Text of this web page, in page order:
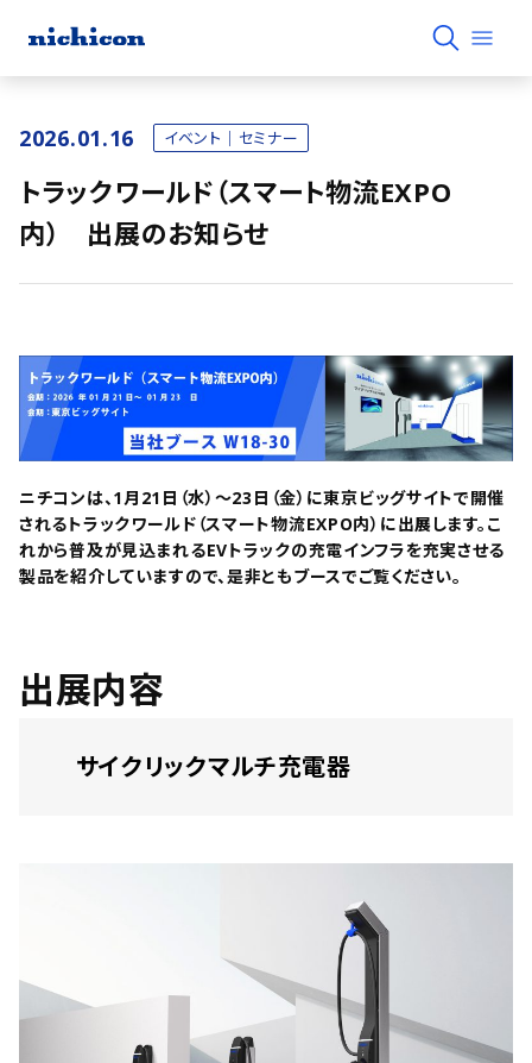
2026.01.16 イベント｜セミナー
トラックワールド（スマート物流EXPO
内） 出展のお知らせ
ニチコンは、1月21日（水）～23日（金）に東京ビッグサイトで開催
されるトラックワールド（スマート物流EXPO内）に出展します。こ
れから普及が見込まれるEVトラックの充電インフラを充実させる
製品を紹介していますので、是非ともブースでご覧ください。
出展内容
サイクリックマルチ充電器